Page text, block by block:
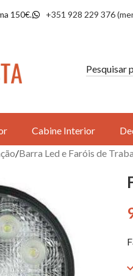
150€. +351 928 229 376
Cabine Interior
Barra Led e Faróis de